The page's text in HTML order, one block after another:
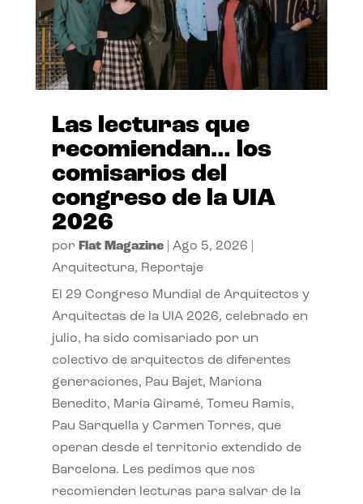
Las lecturas que
recomiendan… los
comisarios del
congreso de la UIA
2026
por Flat Magazine| Ago 5, 2026
Arquitectura, Reportaje
El 29 Congreso Mundial de Arquitectos y
Arquitectas de la UIA 2026, celebrado en
julio, ha sido comisariado por un
colectivo de arquitectos de diferentes
generaciones, Pau Bajet, Mariona
Benedito, Maria Giramé, Tomeu Ramis,
Pau Sarquella y Carmen Torres, que
operan desde el territorio extendido de
Barcelona. Les pedimos que nos
recomienden lecturas para salvar de la